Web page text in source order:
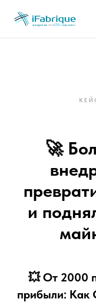
🚀
и
💥 От 2000
прибыли: Как